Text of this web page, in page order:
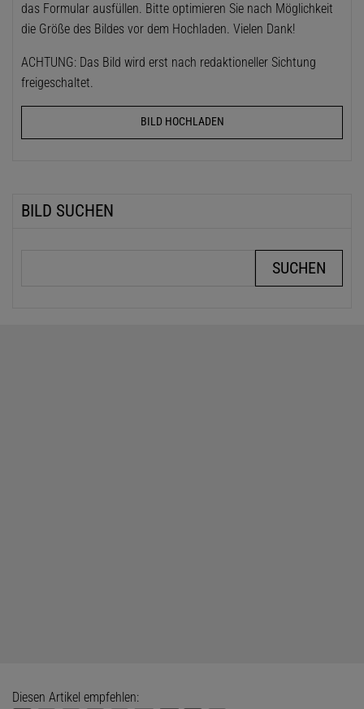
das Formular ausfüllen. Bitte optimieren Sie nach Möglichkeit
die Größe des Bildes vor dem Hochladen. Vielen Dank!
ACHTUNG: Das Bild wird erst nach redaktioneller Sichtung
freigeschaltet.
BILD HOCHLADEN
BILD SUCHEN
Diesen Artikel empfehlen: